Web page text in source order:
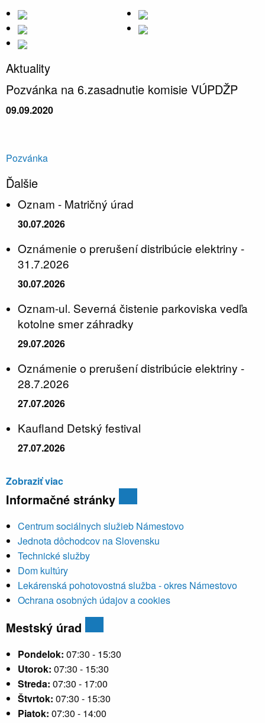
Aktuality
Pozvánka na 6.zasadnutie komisie VÚPDŽP
09.09.2020
Pozvánka
Ďalšie
Oznam - Matričný úrad
30.07.2026
Oznámenie o prerušení distribúcie elektriny -
31.7.2026
30.07.2026
Oznam-ul. Severná čistenie parkoviska vedľa
kotolne smer záhradky
29.07.2026
Oznámenie o prerušení distribúcie elektriny -
28.7.2026
27.07.2026
Kaufland Detský festival
27.07.2026
Zobraziť viac
Informačné stránky
Centrum sociálnych služieb Námestovo
Jednota dôchodcov na Slovensku
Technické služby
Dom kultúry
Lekárenská pohotovostná služba - okres Námestovo
Ochrana osobných údajov a cookies
Mestský úrad
Pondelok: 07:30 - 15:30
Utorok: 07:30 - 15:30
Streda: 07:30 - 17:00
Štvrtok: 07:30 - 15:30
Piatok: 07:30 - 14:00